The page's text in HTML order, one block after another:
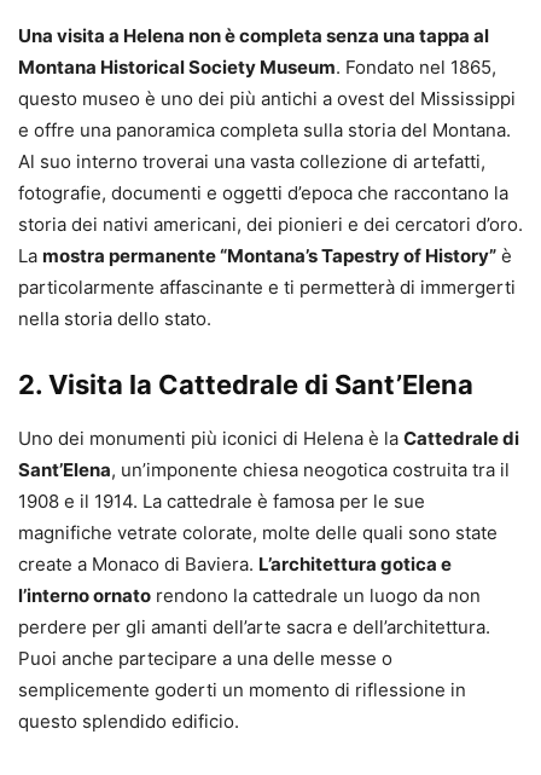
Una visita a Helena non è completa senza una tappa al
Montana Historical Society Museum. Fondato nel 1865,
questo museo è uno dei più antichi a ovest del Mississippi
e offre una panoramica completa sulla storia del Montana.
Al suo interno troverai una vasta collezione di artefatti,
fotografie, documenti e oggetti d’epoca che raccontano la
storia dei nativi americani, dei pionieri e dei cercatori d’oro.
La mostra permanente “Montana’s Tapestry of History” è
particolarmente affascinante e ti permetterà di immergerti
nella storia dello stato.
2. Visita la Cattedrale di Sant’Elena
Uno dei monumenti più iconici di Helena è la Cattedrale di
Sant’Elena, un’imponente chiesa neogotica costruita tra il
1908 e il 1914. La cattedrale è famosa per le sue
magnifiche vetrate colorate, molte delle quali sono state
create a Monaco di Baviera. L’architettura gotica e
l’interno ornato rendono la cattedrale un luogo da non
perdere per gli amanti dell’arte sacra e dell’architettura.
Puoi anche partecipare a una delle messe o
semplicemente goderti un momento di riflessione in
questo splendido edificio.